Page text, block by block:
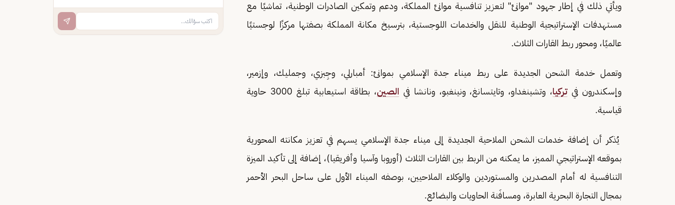
ويأتي ذلك في إطار جهود "موانئ" لتعزيز تنافسية موانئ المملكة، ودعم وتمكين الصادرات الوطنية، تماشيًا مع
مستهدفات الإستراتيجية الوطنية للنقل والخدمات اللوجستية، بترسيخ مكانة المملكة بصفتها مركزًا لوجستيًا
عالميًا، ومحور ربط القارات الثلاث.
وتعمل خدمة الشحن الجديدة على ربط ميناء جدة الإسلامي بموانئ: أمبارلي، وجِبزي، وجمليك، وإزمير،
وإسكندرون في تركيا، وتشينغداو، وتايتسانغ، ونينغبو، ونانشا في الصين
، بطاقة استيعابية تبلغ 3000 حاوية
قياسية.
يُذكر أن إضافة خدمات الشحن الملاحية الجديدة إلى ميناء جدة الإسلامي يسهم في تعزيز مكانته المحورية
بموقعه الإستراتيجي المميز، ما يمكنه من الربط بين القارات الثلاث (أوروبا وآسيا وأفريقيا)، إضافة إلى تأكيد الميزة
التنافسية له أمام المصدرين والمستوردين والوكلاء الملاحيين، بوصفه الميناء الأول على ساحل البحر الأحمر
بمجال التجارة البحرية العابرة، ومسافَنة الحاويات والبضائع.